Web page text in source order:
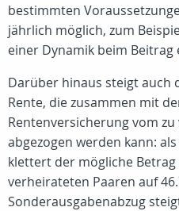
bestimmten
jährlich möglich, zum
einer Dynamik beim
Darüber hinaus steigt auch
Rente, die zusammen mit
Rentenversicherung vom
abgezogen werden kann:
klettert der mögliche Betrag
verheirateten Paaren auf
Sonderausgabenabzug